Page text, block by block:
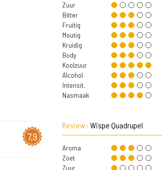
Zuur
Bitter
Fruitig
Moutig
Kruidig
Body
Koolzuur
Alcohol
Intensit.
Nasmaak
7,9
Review : Wispe Quadrupel
Aroma
Zoet
Zuur